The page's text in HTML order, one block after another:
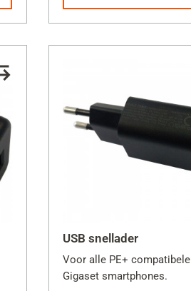
USB snellader
Voor alle PE+ compatibele
Gigaset smartphones.